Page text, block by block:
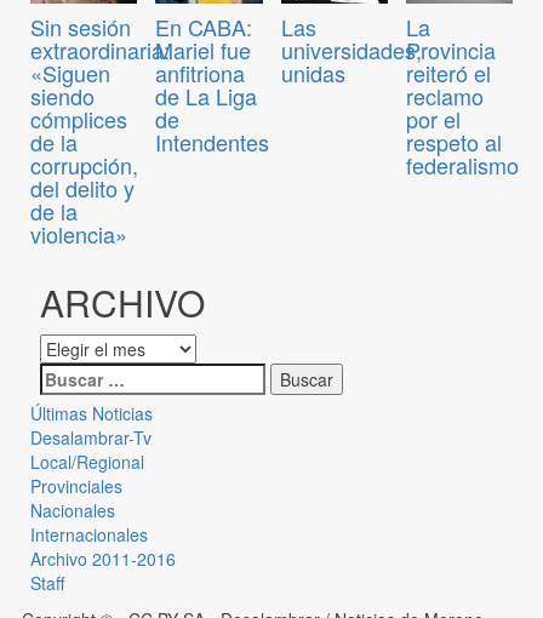
Sin sesión
extraordinaria:
«Siguen
siendo
cómplices
de la
corrupción,
del delito y
de la
violencia»
En CABA:
Mariel fue
anfitriona
de La Liga
de
Intendentes
Las
universidades,
unidas
La
Provincia
reiteró el
reclamo
por el
respeto al
federalismo
ARCHIVO
Últimas Noticias
Desalambrar-Tv
Local/Regional
Provinciales
Nacionales
Internacionales
Archivo 2011-2016
Staff